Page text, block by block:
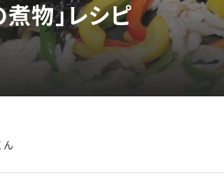
物」レシピ
ん